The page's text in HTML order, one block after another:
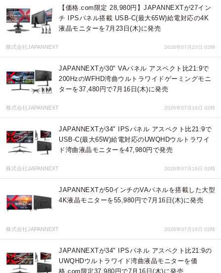
【価格.com限定 28,980円】JAPANNEXTが27イン
チ IPSパネル搭載 USB-C(最大65W)給電対応の4K
液晶モニターを7月23日(木)に発売
株式会社JAPANNEXT 2026年07月23日 02時
JAPANNEXTが30" VAパネル アスペクト比21:9で
200HzのWFHD湾曲ウルトラワイドゲーミングモニ
ターを37,480円で7月16日(木)に発売
株式会社JAPANNEXT 2026年07月16日 02時
JAPANNEXTが34" IPSパネル アスペクト比21:9で
USB-C(最大65W)給電対応のUWQHDウルトラワイ
ド湾曲液晶モニターを47,980円で発売
株式会社JAPANNEXT 2026年07月16日 02時
JAPANNEXTが50インチのVAパネルを搭載した大型
4K液晶モニターを55,980円で7月16日(木)に発売
株式会社JAPANNEXT 2026年07月16日 02時
JAPANNEXTが34" IPSパネル アスペクト比21:9の
UWQHDウルトラワイド湾曲液晶モニターを価
格.com限定37,980円で7月16日(木)に発売